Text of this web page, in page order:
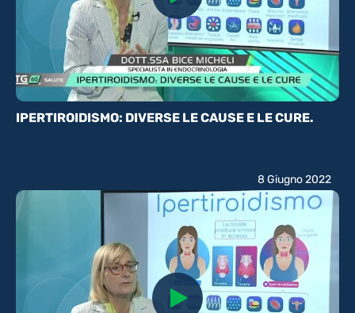
IPERTIROIDISMO: DIVERSE LE CAUSE E LE CURE.
8 Giugno 2022